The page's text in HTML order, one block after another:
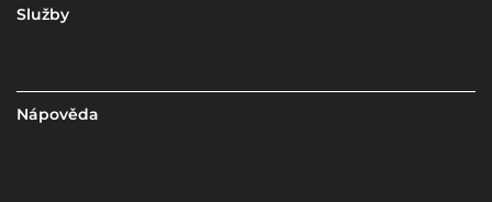
Služby
Nápověda